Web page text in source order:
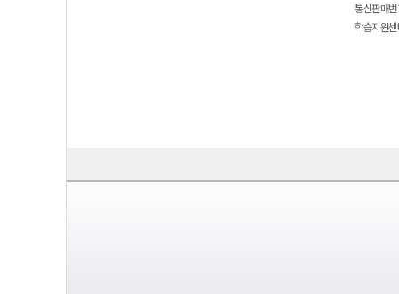
통신판매
학습지원